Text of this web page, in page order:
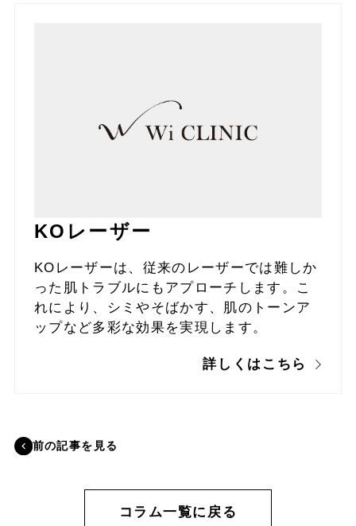
KOレーザー
KOレーザーは、従来のレーザーでは難しか
った肌トラブルにもアプローチします。こ
れにより、シミやそばかす、肌のトーンア
ップなど多彩な効果を実現します。
詳しくはこちら
前の記事を見る
コラム一覧に戻る